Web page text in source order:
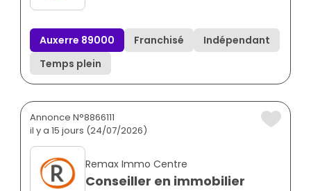
Auxerre 89000 Franchisé
Indépendant
Temps plein
Annonce N°8866111
il y a 15 jours (24/07/2026)
Remax Immo Centre
Conseiller en immobilier